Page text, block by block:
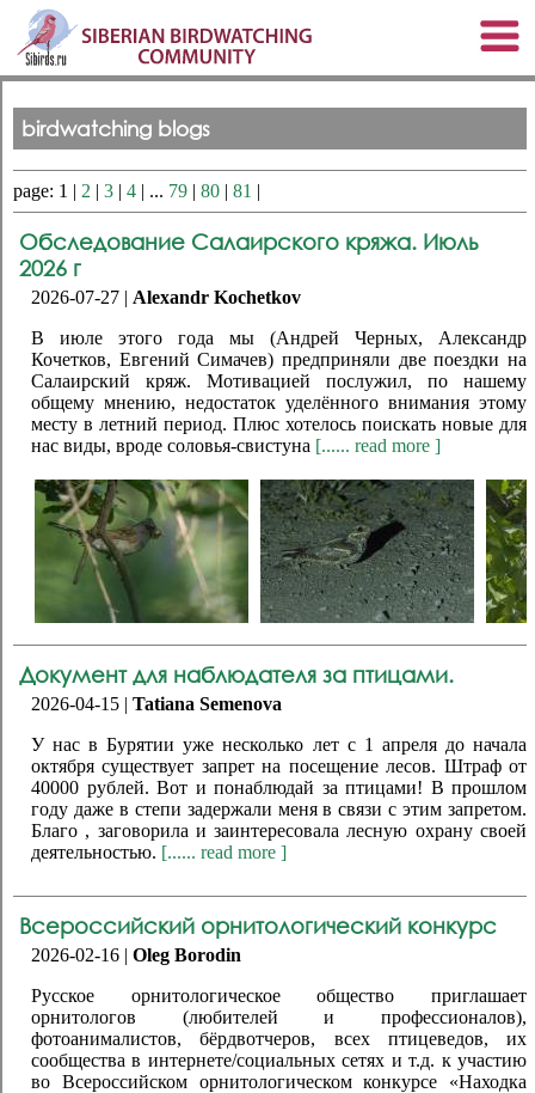
birdwatching blogs
page: 1 | 2 | 3 | 4 | ... 79 | 80 | 81 |
Обследование Салаирского кряжа. Июль
2026 г
2026-07-27 | Alexandr Kochetkov
В июле этого года мы (Андрей Черных, Александр
Кочетков, Евгений Симачев) предприняли две поездки на
Салаирский кряж. Мотивацией послужил, по нашему
общему мнению, недостаток уделённого внимания этому
месту в летний период. Плюс хотелось поискать новые для
нас виды, вроде соловья-свистуна [...... read more ]
Документ для наблюдателя за птицами.
2026-04-15 | Tatiana Semenova
У нас в Бурятии уже несколько лет с 1 апреля до начала
октября существует запрет на посещение лесов. Штраф от
40000 рублей. Вот и понаблюдай за птицами! В прошлом
году даже в степи задержали меня в связи с этим запретом.
Благо , заговорила и заинтересовала лесную охрану своей
деятельностью. [...... read more ]
Всероссийский орнитологический конкурс
2026-02-16 | Oleg Borodin
Русское орнитологическое общество приглашает
орнитологов (любителей и профессионалов),
фотоанималистов, бёрдвотчеров, всех птицеведов, их
сообщества в интернете/социальных сетях и т.д. к участию
во Всероссийском орнитологическом конкурсе «Находка